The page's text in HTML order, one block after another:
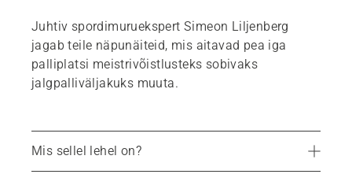
Juhtiv spordimuruekspert Simeon Liljenberg
jagab teile näpunäiteid, mis aitavad pea iga
palliplatsi meistrivõistlusteks sobivaks
jalgpalliväljakuks muuta.
Mis sellel lehel on?
Vaadake lisateavet Automower®-i kohta spordiklubidele